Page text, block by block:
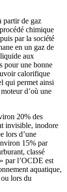
partir de gaz
chimique
par la société
en un gaz de
aux
pour une bonne
calorifique
qui permet ainsi
d’où une
20% des
invisible, inodore
lors d’une
15% par
classé
par l’OCDE est
aquatique,
lors du